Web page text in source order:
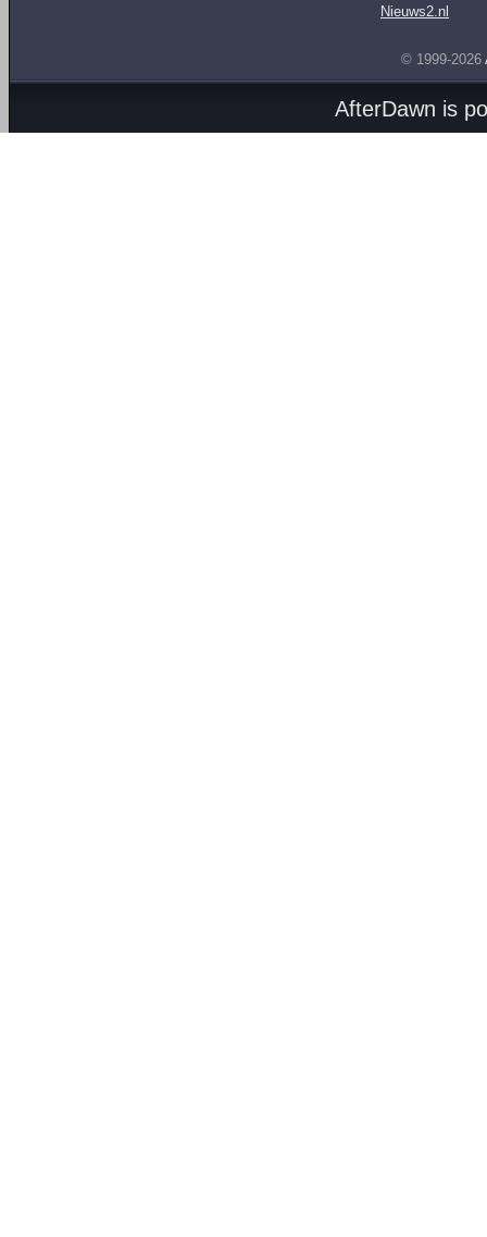
Nieuws2.nl
© 1999-2026
AfterDawn is